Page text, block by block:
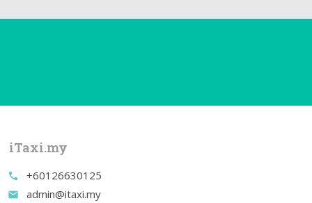
iTaxi.my
call +60126630125
email admin@itaxi.my